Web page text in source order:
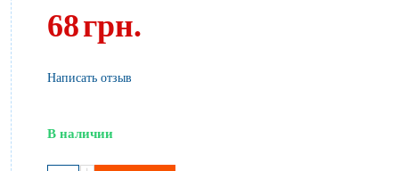
68грн.
Написать отзыв
В наличии